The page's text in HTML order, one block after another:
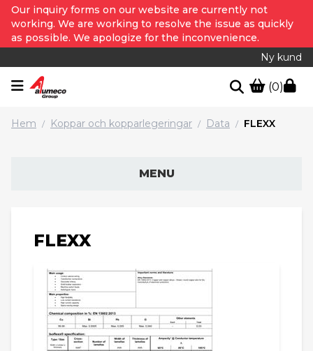
Our inquiry forms on our website are currently not
working. We are working to resolve the issue as quickly
as possible. We apologize for the inconvenience.
Ny kund
(0)
Hem / Koppar och kopparlegeringar / Data / FLEXX
MENU
FLEXX